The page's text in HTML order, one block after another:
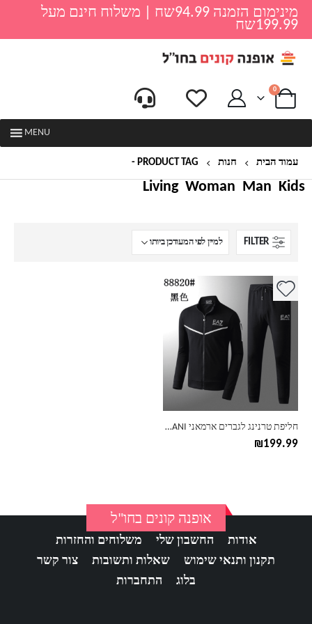
מינימום הזמנה 94.99שח | משלוח חינם מעל
199.99שח
0
MENU
עמוד הבית חנות PRODUCT TAG -
Kids
Man
Woman
Living
FILTER
חליפת טרנינג לגברים ארמאני ARMANI
₪199.99
למוצר
יש
לבחור
האפשרויות
בעמוד
אופנה קונים בחו"ל
אודות החשבון שלי
משלוחים והחזרות
תקנון ותנאי שימוש
שאלות ותשובות
צור קשר
בלוג
התחברות